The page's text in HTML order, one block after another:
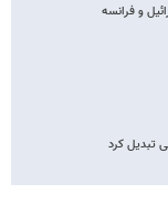
و فرانسه
تبدیل کرد